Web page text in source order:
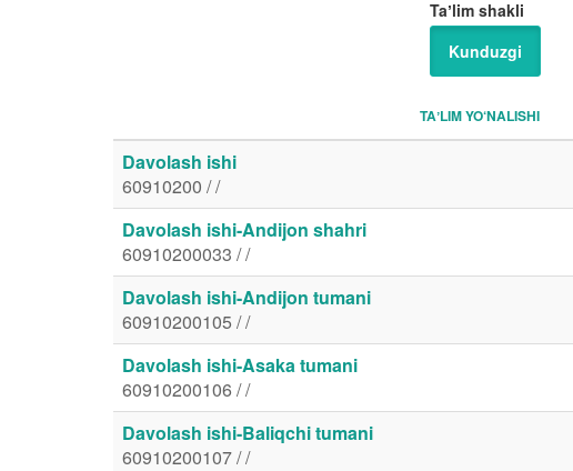
Taʼlim shakli
Kunduzgi
TAʼLIM YO‘NALISHI
Davolash ishi
60910200 / /
Davolash ishi-Andijon shahri
60910200033 / /
Davolash ishi-Andijon tumani
60910200105 / /
Davolash ishi-Asaka tumani
60910200106 / /
Davolash ishi-Baliqchi tumani
60910200107 / /